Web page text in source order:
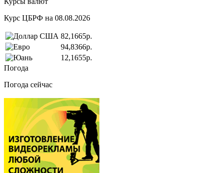
Курс ЦБРФ на 08.08.2026
82,1665р.
94,8366р.
12,1655р.
Погода
Погода сейчас